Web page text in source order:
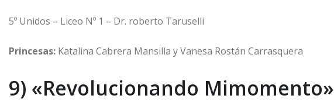
5º Unidos – Liceo Nº 1 – Dr. roberto Taruselli
Princesas: Katalina Cabrera Mansilla y Vanesa Rostán Carrasquera
9) «Revolucionando Mimomento»